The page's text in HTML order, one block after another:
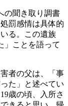
の聞き取り調書
罰感情は具体的
る。この遺族
」ことを語って
者の父は、「事
た」と述べてい
歳の頃、入所さ